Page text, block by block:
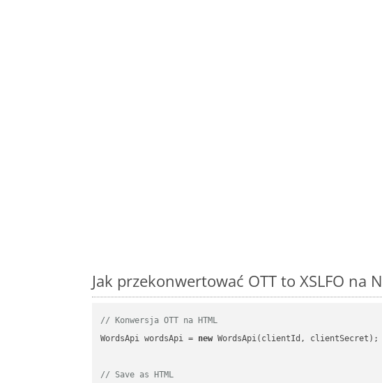
Jak przekonwertować OTT to XSLFO na
// Konwersja OTT na HTML
WordsApi wordsApi = new WordsApi(clientId, clientSecret);
// Save as HTML